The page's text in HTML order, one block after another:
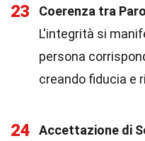
23
Coerenza tra
L'integrità si
persona
creando fiducia e
24
Accettazione di